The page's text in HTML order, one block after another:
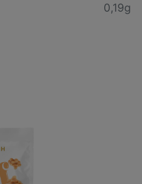
0,19g